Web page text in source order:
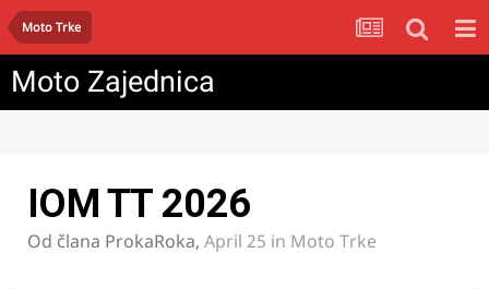
Moto Trke
Moto Zajednica
IOM TT 2026
Od člana ProkaRoka, April 25 in Moto Trke